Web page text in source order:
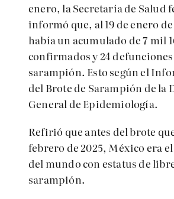
enero, la Secretaría de Salud
informó que, al 19 de enero
había un acumulado de 7 mil
confirmados y 24
sarampión. Esto según el
del Brote de Sarampión de la
General de Epidemiología.
Refirió que antes del brote
febrero de 2025, México era
del mundo con estatus de
sarampión.